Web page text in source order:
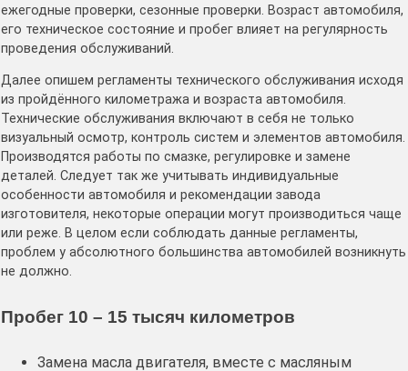
ежегодные проверки, сезонные проверки. Возраст автомобиля,
его техническое состояние и пробег влияет на регулярность
проведения обслуживаний.
Далее опишем регламенты технического обслуживания исходя
из пройдённого километража и возраста автомобиля.
Технические обслуживания включают в себя не только
визуальный осмотр, контроль систем и элементов автомобиля.
Производятся работы по смазке, регулировке и замене
деталей. Следует так же учитывать индивидуальные
особенности автомобиля и рекомендации завода
изготовителя, некоторые операции могут производиться чаще
или реже. В целом если соблюдать данные регламенты,
проблем у абсолютного большинства автомобилей возникнуть
не должно.
Пробег 10 – 15 тысяч километров
Замена масла двигателя, вместе с масляным